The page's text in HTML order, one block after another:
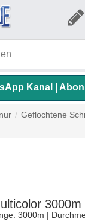
Kanal |
/ Geflochtene
3000m |